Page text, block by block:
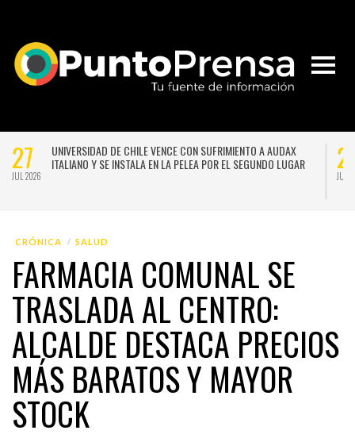
27
JUL 2026
UNIVERSIDAD DE CHILE VENCE CON SUFRIMIENTO A AUDAX
ITALIANO Y SE INSTALA EN LA PELEA POR EL SEGUNDO LUGAR
JUL
CRÓNICA SALUD
FARMACIA COMUNAL SE
TRASLADA AL CENTRO:
ALCALDE DESTACA PRECIOS
MÁS BARATOS Y MAYOR
STOCK